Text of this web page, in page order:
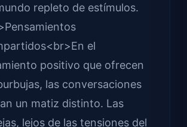
repleto de estímulos.
el
positivo que ofrecen
las conversaciones
un matiz distinto. Las
lejos de las tensiones del